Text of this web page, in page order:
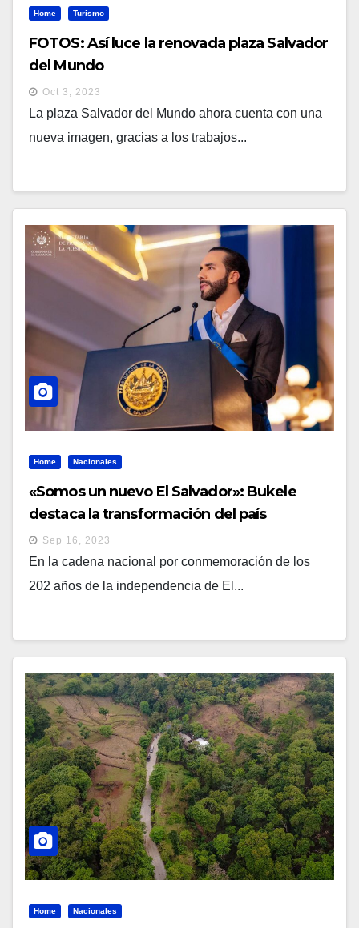
Home Turismo
FOTOS: Así luce la renovada plaza Salvador
del Mundo
Oct 3, 2023
La plaza Salvador del Mundo ahora cuenta con una
nueva imagen, gracias a los trabajos...
Home Nacionales
«Somos un nuevo El Salvador»: Bukele
destaca la transformación del país
Sep 16, 2023
En la cadena nacional por conmemoración de los
202 años de la independencia de El...
Home Nacionales